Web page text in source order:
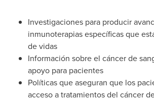
Investigaciones para producir
inmunoterapias específicas que
de vidas
Información sobre el cáncer de
apoyo para pacientes
Políticas que aseguran que los
acceso a tratamientos del cáncer